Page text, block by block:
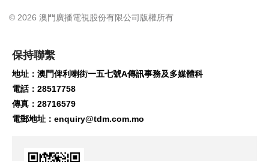
© 2026 澳門廣播電視股份有限公司版權所有
保持聯繫
地址：澳門俾利喇街一五七號A傳訊事務及多媒體科
電話：28517758
傳真：28716579
電郵地址： enquiry@tdm.com.mo